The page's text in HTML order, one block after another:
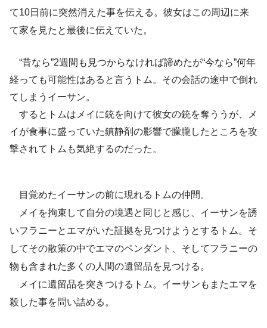
て10日前に突然消えた事を伝える。彼女はこの周辺に来
て家を見たと最後に伝えていた。
“昔なら”2週間も見つからなければ諦めたが“今なら”何年
経っても可能性はあると言うトム。その会話の途中で倒れ
てしまうイーサン。
するとトムはメイに銃を向けて彼女の銃を奪ううが、メ
イが食事に盛っていた鎮静剤の影響で朦朧したところを攻
撃されてトムも気絶するのだった。
目覚めたイーサンの前に現れるトムの仲間。
メイを拘束して自分の境遇と同じと感じ、イーサンを誘
いフラニーとエマがいた証拠を見つけようとするトム。そ
してその散策の中でエマのペンダント、そしてフラニーの
物も含まれた多くの人間の遺留品を見つける。
メイに遺留品を突きつけるトム。イーサンもまたエマを
殺した事を問い詰める。